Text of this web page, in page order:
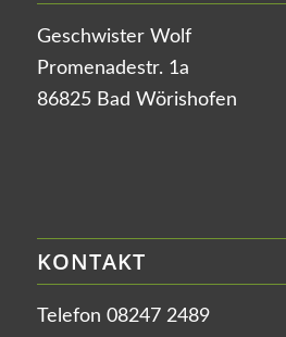
Geschwister Wolf
Promenadestr. 1a
86825 Bad Wörishofen
KONTAKT
Telefon 08247 2489